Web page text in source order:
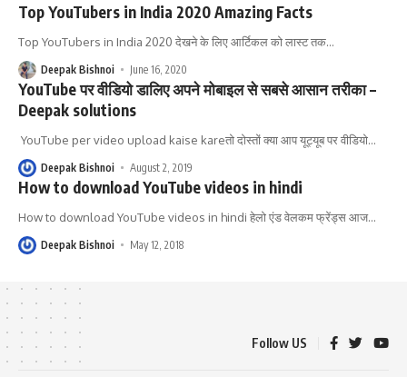
Top YouTubers in India 2020 Amazing Facts
Top YouTubers in India 2020 देखने के लिए आर्टिकल को लास्ट तक…
Deepak Bishnoi June 16, 2020
YouTube पर वीडियो डालिए अपने मोबाइल से सबसे आसान तरीका –
Deepak solutions
YouTube per video upload kaise kareतो दोस्तों क्या आप यूट्यूब पर वीडियो…
Deepak Bishnoi August 2, 2019
How to download YouTube videos in hindi
How to download YouTube videos in hindi हेलो एंड वेलकम फ्रेंड्स आज…
Deepak Bishnoi May 12, 2018
Follow US